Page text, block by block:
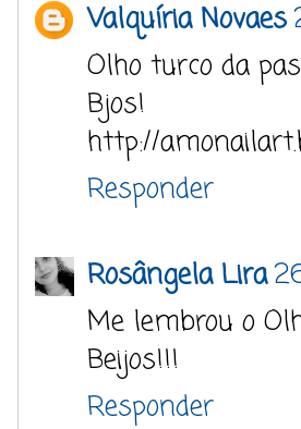
Valquíria Novaes
Olho turco da
Bjos!
http://
Responder
Rosângela Lira
Me lembrou o
Beijos!!!
Responder